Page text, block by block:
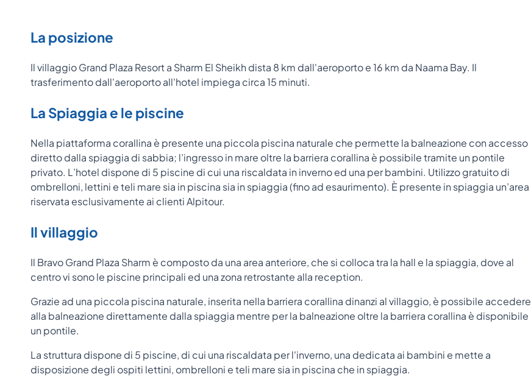
La posizione
Il villaggio Grand Plaza Resort a Sharm El Sheikh dista 8 km dall'aeroporto e 16 km da Naama Bay. Il
trasferimento dall'aeroporto all'hotel impiega circa 15 minuti.
La Spiaggia e le piscine
Nella piattaforma corallina è presente una piccola piscina naturale che permette la balneazione con accesso
diretto dalla spiaggia di sabbia; l’ingresso in mare oltre la barriera corallina è possibile tramite un pontile
privato. L’hotel dispone di 5 piscine di cui una riscaldata in inverno ed una per bambini. Utilizzo gratuito di
ombrelloni, lettini e teli mare sia in piscina sia in spiaggia (fino ad esaurimento). È presente in spiaggia un’area
riservata esclusivamente ai clienti Alpitour.
Il villaggio
Il Bravo Grand Plaza Sharm è composto da una area anteriore, che si colloca tra la hall e la spiaggia, dove al
centro vi sono le piscine principali ed una zona retrostante alla reception.
Grazie ad una piccola piscina naturale, inserita nella barriera corallina dinanzi al villaggio, è possibile accedere
alla balneazione direttamente dalla spiaggia mentre per la balneazione oltre la barriera corallina è disponibile
un pontile.
La struttura dispone di 5 piscine, di cui una riscaldata per l'inverno, una dedicata ai bambini e mette a
disposizione degli ospiti lettini, ombrelloni e teli mare sia in piscina che in spiaggia.